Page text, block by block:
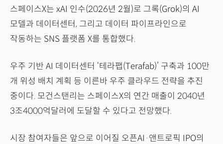
스페이스X는 xAI 인수(2026년 2월)로 그록(Grok)의 AI
모델과 데이터센터, 그리고 데이터 파이프라인으로
작동하는 SNS 플랫폼 X를 통합했다.
우주 기반 AI 데이터센터 ‘테라팹(Terafab)’ 구축과 100만
개 위성 배치 계획 등 이른바 우주 클라우드 전략을 추진
중이다. 모건스탠리는 스페이스X의 연간 매출이 2040년
3조4000억달러에 도달할 수 있다고 전망했다.
시장 참여자들은 앞으로 이어질 오픈AI·앤트로픽 IPO의